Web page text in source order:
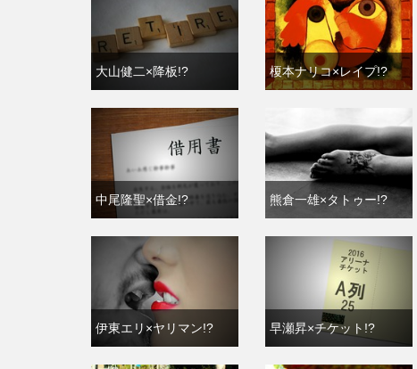
大山健二×降板!? 榎本ナリコ×レイプ!?
中尾隆聖×借金!? 熊倉一雄×タトゥー!?
伊東エリ×ヤリマン!? 早瀬昇×チケット!?